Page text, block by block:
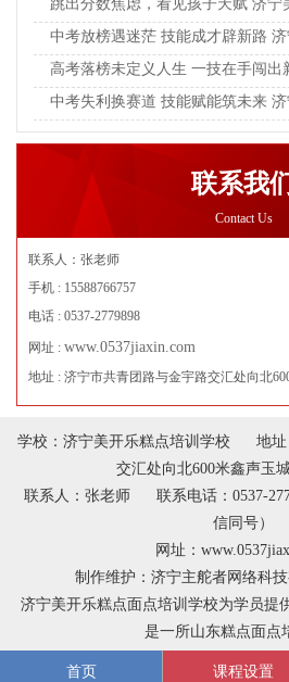
联系我
Contact Us
联系人：张老师
手机 : 15588766757
电话 : 0537-2779898
网址 : www.0537jiaxin.com
地址 : 济宁市共青团路与金宇路交汇处向北
学校：济宁美开乐糕点培训学校 地址
交汇处向北600米鑫声玉
联系人：张老师 联系电话：0537-
信同号）
网址：
制作维护： 济宁主舵者网络科技
济宁美开乐糕点面点培训学校为学员提
是一所山东糕点面点
首页 课程设置